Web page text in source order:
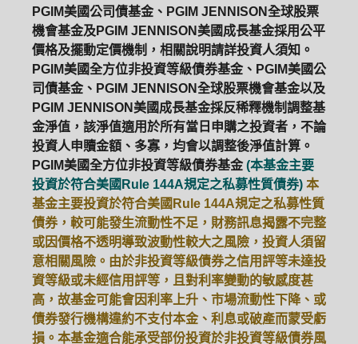
PGIM美國公司債基金、PGIM JENNISON全球股票
機會基金及PGIM JENNISON美國成長基金採用公平
價格及擺動定價機制，相關說明請詳投資人須知。
PGIM美國全方位非投資等級債券基金、PGIM美國公
司債基金、PGIM JENNISON全球股票機會基金以及
PGIM JENNISON美國成長基金採反稀釋機制調整基
金淨值，該淨值適用於所有當日申購之投資者，不論
投資人申贖金額、多寡，均會以調整後淨值計算。
PGIM美國全方位非投資等級債券基金 (本基金主要
投資於符合美國Rule 144A規定之私募性質債券) 本
基金主要投資於符合美國Rule 144A規定之私募性質
債券，較可能發生流動性不足，財務訊息揭露不完整
或因價格不透明導致波動性較大之風險，投資人須留
意相關風險。由於非投資等級債券之信用評等未達投
資等級或未經信用評等，且對利率變動的敏感度甚
高，故基金可能會因利率上升、市場流動性下降、或
債券發行機構違約不支付本金、利息或破產而蒙受虧
損。本基金適合能承受部份投資於非投資等級債券風